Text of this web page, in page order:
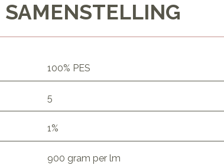
SAMENSTELLING
100% PES
5
1%
900 gram per lm